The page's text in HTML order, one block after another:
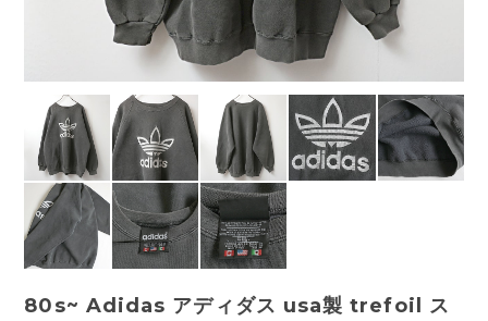
80s~ Adidas アディダス usa製 trefoil ス